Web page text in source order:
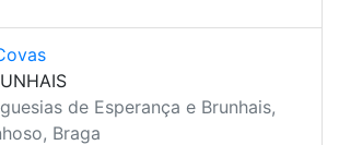
de Esperança e Brunhais,
Braga